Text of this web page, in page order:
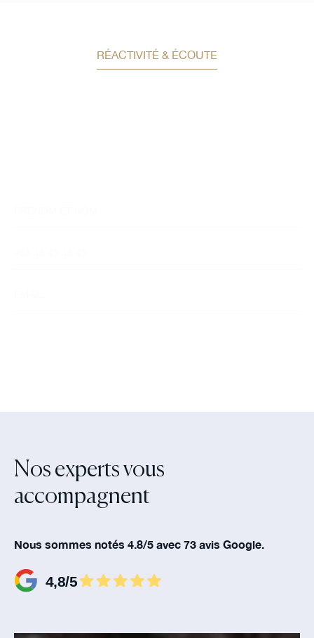
RÉACTIVITÉ & ÉCOUTE
Nos experts vous
accompagnent‍
Nous sommes notés 4.8/5 avec 73 avis Google.